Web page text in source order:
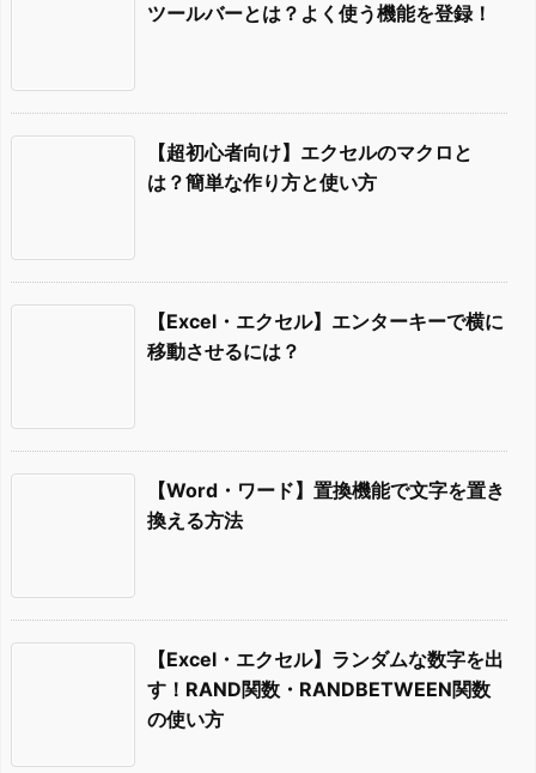
ツールバーとは？よく使う機能を登録！
【超初心者向け】エクセルのマクロと
は？簡単な作り方と使い方
【Excel・エクセル】エンターキーで横に
移動させるには？
【Word・ワード】置換機能で文字を置き
換える方法
【Excel・エクセル】ランダムな数字を出
す！RAND関数・RANDBETWEEN関数
の使い方